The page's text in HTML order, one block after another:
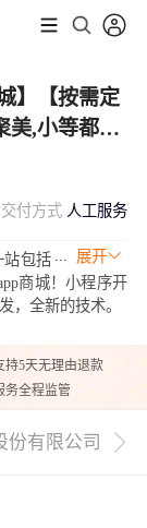
】【按需定
美,小等都可
交付方式 人工服务
展开
站包括
商城！小程序开
，全新的技术。
持5天无理由退款
务全程监管
份有限公司